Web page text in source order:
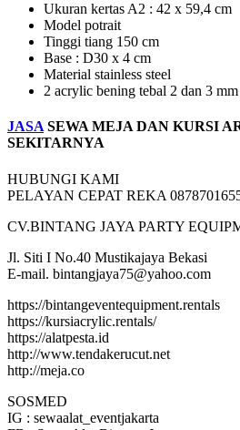
Ukuran kertas A2 : 42 x 59,4 cm
Model potrait
Tinggi tiang 150 cm
Base : D30 x 4 cm
Material stainless steel
2 acrylic bening tebal 2 dan 3 mm
JASASEWA MEJA DAN KURSI
SEKITARNYA
HUBUNGI KAMI
PELAYAN CEPAT REKA
CV.BINTANG JAYA PARTY
Jl. Siti I No.40 Mustikajaya Bekasi
E-mail. bintangjaya75@yahoo.com
https://bintangeventequipment.rentals
https://kursiacrylic.rentals/
https://alatpesta.id
http://www.tendakerucut.net
http://meja.co
SOSMED
IG : sewaalat_eventjakarta